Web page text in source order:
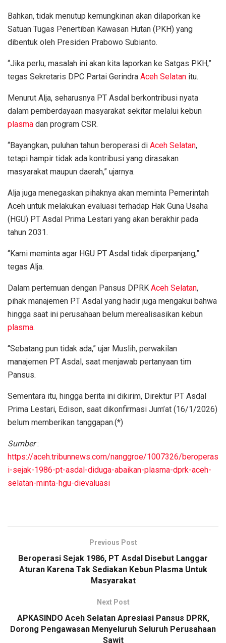
Bahkan, tidak menutup kemungkinan akan dilaporkan ke
Satuan Tugas Penertiban Kawasan Hutan (PKH) yang
dibentuk oleh Presiden Prabowo Subianto.
“Jika perlu, masalah ini akan kita laporkan ke Satgas PKH,”
tegas Sekretaris DPC Partai Gerindra Aceh Selatan itu.
Menurut Alja, seharusnya PT Asdal berkontribusi nyata
dalam pemberdayaan masyarakat sekitar melalui kebun
plasma dan program CSR.
“Bayangkan, puluhan tahun beroperasi di Aceh Selatan,
tetapi hampir tidak ada kontribusi yang dirasakan
masyarakat maupun daerah,” ujarnya.
Alja juga menegaskan pihaknya akan meminta Pemerintah
Aceh untuk melakukan evaluasi terhadap Hak Guna Usaha
(HGU) PT Asdal Prima Lestari yang akan berakhir pada
tahun 2031.
“Kami meminta agar HGU PT Asdal tidak diperpanjang,”
tegas Alja.
Dalam pertemuan dengan Pansus DPRK Aceh Selatan,
pihak manajemen PT Asdal yang hadir juga mengakui bahwa
hingga saat ini perusahaan belum merealisasikan kebun
plasma.
“Sebatang pun tidak ada,” ujar Muslih, perwakilan
manajemen PT Asdal, saat menjawab pertanyaan tim
Pansus.
Sementara itu, hingga berita ini dikirim, Direktur PT Asdal
Prima Lestari, Edison, saat dikonfirmasi Jum’at (16/1/2026)
belum memberikan tanggapan.(*)
Sumber:
https://aceh.tribunnews.com/nanggroe/1007326/beroperas
i-sejak-1986-pt-asdal-diduga-abaikan-plasma-dprk-aceh-
selatan-minta-hgu-dievaluasi
Previous Post
Beroperasi Sejak 1986, PT Asdal Disebut Langgar
Aturan Karena Tak Sediakan Kebun Plasma Untuk
Masyarakat
Next Post
APKASINDO Aceh Selatan Apresiasi Pansus DPRK,
Dorong Pengawasan Menyeluruh Seluruh Perusahaan
Sawit